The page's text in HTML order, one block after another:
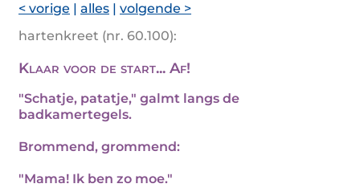
< vorige | alles | volgende >
hartenkreet (nr. 60.100):
Klaar voor de start... Af!
"Schatje, patatje," galmt langs de
badkamertegels.
Brommend, grommend:
"Mama! Ik ben zo moe."